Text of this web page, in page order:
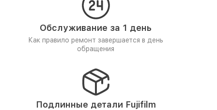
Обслуживание за 1 день
Как правило ремонт завершается в день
обращения
Подлинные детали Fujifilm